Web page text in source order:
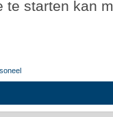
te starten kan